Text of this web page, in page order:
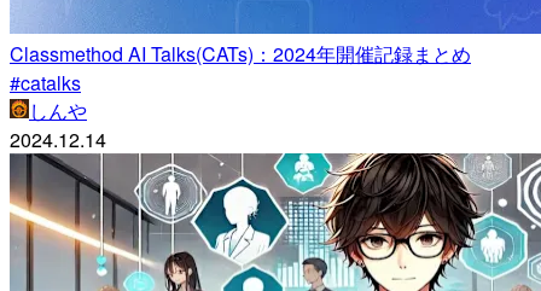
Classmethod AI Talks(CATs)：2024年開催記録まとめ
#catalks
しんや
2024.12.14